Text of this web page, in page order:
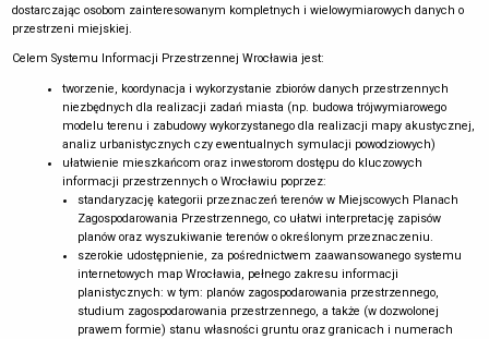
dostarczając osobom zainteresowanym kompletnych i wielowymiarowych danych o
przestrzeni miejskiej.
Celem Systemu Informacji Przestrzennej Wrocławia jest:
tworzenie, koordynacja i wykorzystanie zbiorów danych przestrzennych
niezbędnych dla realizacji zadań miasta (np. budowa trójwymiarowego
modelu terenu i zabudowy wykorzystanego dla realizacji mapy akustycznej,
analiz urbanistycznych czy ewentualnych symulacji powodziowych)
ułatwienie mieszkańcom oraz inwestorom dostępu do kluczowych
informacji przestrzennych o Wrocławiu poprzez:
standaryzację kategorii przeznaczeń terenów w Miejscowych Planach
Zagospodarowania Przestrzennego, co ułatwi interpretację zapisów
planów oraz wyszukiwanie terenów o określonym przeznaczeniu.
szerokie udostępnienie, za pośrednictwem zaawansowanego systemu
internetowych map Wrocławia, pełnego zakresu informacji
planistycznych: w tym: planów zagospodarowania przestrzennego,
studium zagospodarowania przestrzennego, a także (w dozwolonej
prawem formie) stanu własności gruntu oraz granicach i numerach